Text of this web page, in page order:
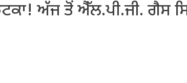
ਅੱਜ ਤੋਂ ਐੱਲ.ਪੀ.ਜੀ. ਗੈਸ